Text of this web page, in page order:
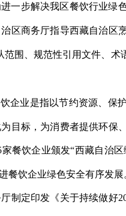
进一步解决我区餐饮行业绿
区商务厅指导西藏自治
范围、规范性引用文件、术
企业是指以节约资源、
目标，为消费者提供环
餐饮企业颁发“西藏自治
餐饮企业绿色安全有序发展
制定印发《关于持续做好